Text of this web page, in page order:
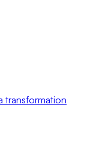
transformation